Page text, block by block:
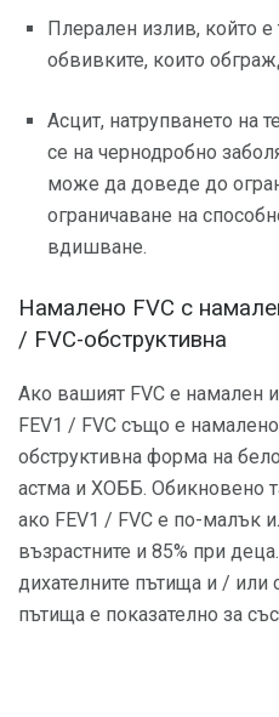
Плерален излив, който
обвивките, които
Асцит, натрупването на
се на чернодробно
може да доведе до
ограничаване на
вдишване.
Намалено FVC с
/ FVC-обструктивна
Ако вашият FVC е намален
FEV1 / FVC също е
обструктивна форма на
астма и ХОББ. Обикновено
ако FEV1 / FVC е по-малък
възрастните и 85% при
дихателните пътища и / или
пътища е показателно за